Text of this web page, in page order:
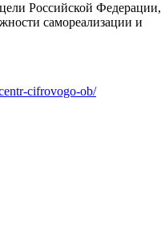
Российской Федерации,
самореализации и
cifrovogo-ob/